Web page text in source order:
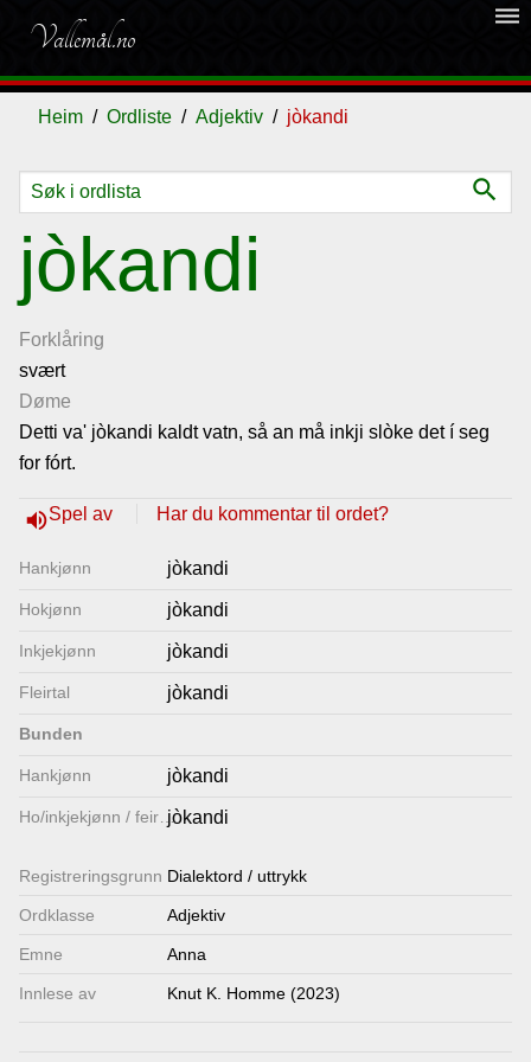
Vallemål.no
dehaze
Heim Ordliste Adjektiv jòkandi
search
jòkandi
Forklåring
svært
Døme
Detti va' jòkandi kaldt vatn, så an må inkji slòke det í seg
for fórt.
volume_upSpel av Har du kommentar til ordet?
Hankjønn jòkandi
Hokjønn jòkandi
Inkjekjønn jòkandi
Fleirtal jòkandi
Bunden
Hankjønn jòkandi
Ho/inkjekjønn / feirtal
jòkandi
Registrerings­grunn Dialektord / uttrykk
Ordklasse Adjektiv
Emne Anna
Innlese av Knut K. Homme (2023)
Ordliste
Om
vallemålet
Gjestebok
Lenkjer
Kontakt
oss